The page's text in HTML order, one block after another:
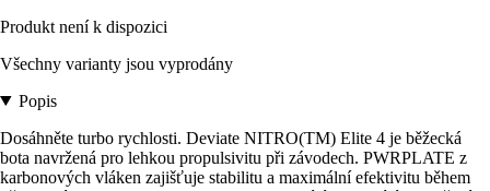
Produkt není k dispozici
Všechny varianty jsou vyprodány
Popis
Dosáhněte turbo rychlosti. Deviate NITRO(TM) Elite 4 je běžecká
bota navržená pro lehkou propulsivitu při závodech. PWRPLATE z
karbonových vláken zajišťuje stabilitu a maximální efektivitu během